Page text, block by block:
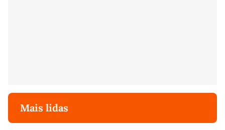
Mais lidas